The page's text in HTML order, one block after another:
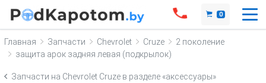
0
Главная Запчасти Chevrolet Cruze
2 поколение
защита арок задняя левая (подкрылок)
Запчасти на Chevrolet Cruze в разделе «аксессуары»